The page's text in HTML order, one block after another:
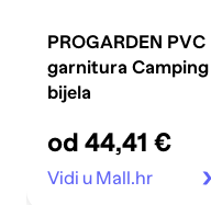
PROGARDEN PVC
garnitura Camping
bijela
od 44,41 €
Vidi u Mall.hr